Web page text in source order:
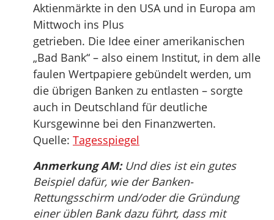
Aktienmärkte in den USA und in Europa am
Mittwoch ins Plus
getrieben. Die Idee einer amerikanischen
„Bad Bank“ – also einem Institut, in dem alle
faulen Wertpapiere gebündelt werden, um
die übrigen Banken zu entlasten – sorgte
auch in Deutschland für deutliche
Kursgewinne bei den Finanzwerten.
Quelle: Tagesspiegel
Anmerkung AM:Und dies ist ein gutes
Beispiel dafür, wie der Banken-
Rettungsschirm und/oder die Gründung
einer üblen Bank dazu führt, dass mit